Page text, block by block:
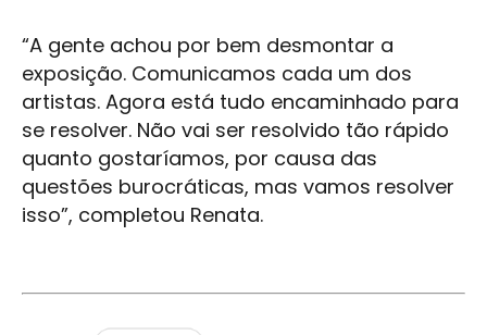
“A gente achou por bem desmontar a
exposição. Comunicamos cada um dos
artistas. Agora está tudo encaminhado para
se resolver. Não vai ser resolvido tão rápido
quanto gostaríamos, por causa das
questões burocráticas, mas vamos resolver
isso”, completou Renata.